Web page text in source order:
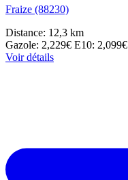
Fraize (88230)
Distance: 12,3 km
Gazole: 2,229€ E10: 2,099€
Voir détails